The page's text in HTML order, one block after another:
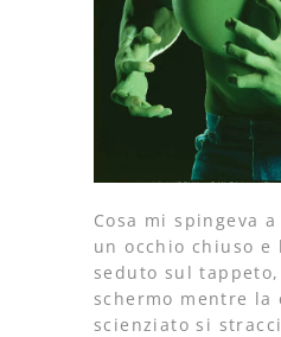
Cosa mi spingeva
un occhio chiuso e
seduto sul
schermo mentre la
scienziato si